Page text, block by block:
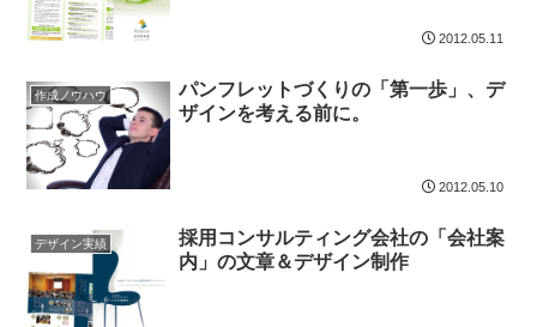
2012.05.11
作成ノウハウ
パンフレットづくりの「第一歩」、デ
ザインを考える前に。
2012.05.10
デザイン実績
採用コンサルティング会社の「会社案
内」の文章＆デザイン制作